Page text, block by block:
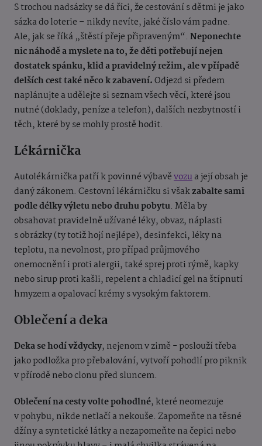
S trochou nadsázky se dá říci, že cestování s dětmi je jako
sázka do loterie – nikdy nevíte, jaké číslo vám padne.
Ale, jak se říká „štěstí přeje připraveným“. Neponechte
nic náhodě a myslete na to, že děti potřebují nejen
dostatek spánku, klid a pravidelný režim, ale v případě
delších cest také něco k zabavení.Odjezd si předem
naplánujte a udělejte si seznam všech věcí, které jsou
nutné (doklady, peníze a telefon), dalších nezbytností i
těch, které by se mohly prostě hodit.
Lékárnička
Autolékárnička patří k povinné výbavěvozua její obsah je
daný zákonem. Cestovní lékárničku si všakzabalte sami
podle délky výletu nebo druhu pobytu. Měla by
obsahovat pravidelně užívané léky, obvaz, náplasti
s obrázky (ty totiž hojí nejlépe), desinfekci, léky na
teplotu, na nevolnost, pro případ průjmového
onemocnění i proti alergii, také sprej proti rýmě, kapky
nebo sirup proti kašli, repelent a chladicí gel na štípnutí
hmyzem a opalovací krémy s vysokým faktorem.
Oblečení a deka
Deka se hodí vždycky, nejenom v zimě - poslouží třeba
jako podložka pro přebalování, vytvoří pohodlí pro piknik
v přírodě nebo clonu před sluncem.
Oblečení na cesty volte pohodlné, které neomezuje
v pohybu, nikde netlačí a nekouše. Zapomeňte na těsné
džíny a syntetické látky a nezapomeňte na čepici nebo